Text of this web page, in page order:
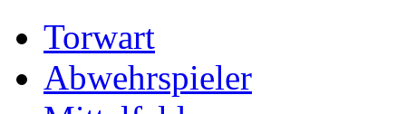
Torwart
Abwehrspieler